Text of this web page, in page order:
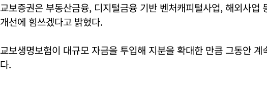
교보증권은 부동산금융, 디지털금융 기반 벤처캐피털사업, 해외사업
개선에 힘쓰겠다고 밝혔다.
교보생명보험이 대규모 자금을 투입해 지분을 확대한 만큼 그동안 계
다.